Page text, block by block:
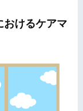
けるケアマ